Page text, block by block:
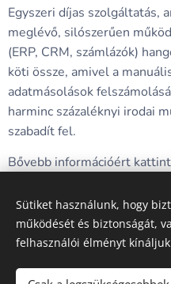
Egyszeri díjas szolgáltatás,
meglévő, silószerűen
(ERP, CRM, számlázók)
köti össze, amivel a
adatmásolások
harminc százaléknyi irodai
szabadít fel.
Bővebb információért
Sütiket használunk, hogy
működését és biztonságát,
felhasználói élményt